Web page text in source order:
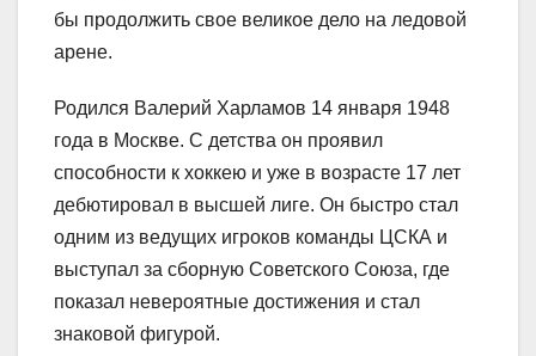
бы продолжить свое великое дело на ледовой
арене.
Родился Валерий Харламов 14 января 1948
года в Москве. С детства он проявил
способности к хоккею и уже в возрасте 17 лет
дебютировал в высшей лиге. Он быстро стал
одним из ведущих игроков команды ЦСКА и
выступал за сборную Советского Союза, где
показал невероятные достижения и стал
знаковой фигурой.